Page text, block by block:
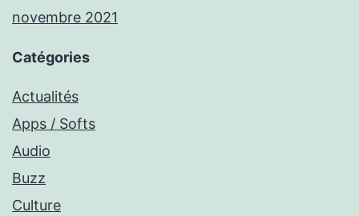
novembre 2021
Catégories
Actualités
Apps / Softs
Audio
Buzz
Culture